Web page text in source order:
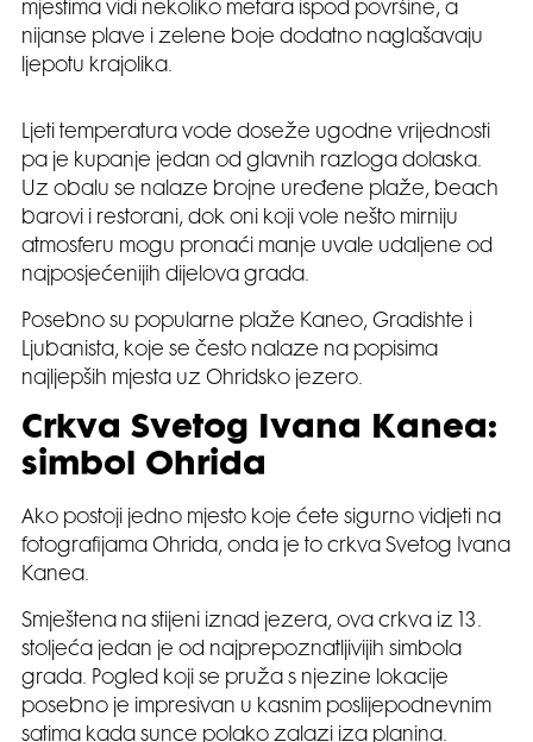
mjestima vidi nekoliko metara ispod površine, a
nijanse plave i zelene boje dodatno naglašavaju
ljepotu krajolika.
Ljeti temperatura vode doseže ugodne vrijednosti
pa je kupanje jedan od glavnih razloga dolaska.
Uz obalu se nalaze brojne uređene plaže, beach
barovi i restorani, dok oni koji vole nešto mirniju
atmosferu mogu pronaći manje uvale udaljene od
najposjećenijih dijelova grada.
Posebno su popularne plaže Kaneo, Gradishte i
Ljubanista, koje se često nalaze na popisima
najljepših mjesta uz Ohridsko jezero.
Crkva Svetog Ivana Kanea:
simbol Ohrida
Ako postoji jedno mjesto koje ćete sigurno vidjeti na
fotografijama Ohrida, onda je to crkva Svetog Ivana
Kanea.
Smještena na stijeni iznad jezera, ova crkva iz 13.
stoljeća jedan je od najprepoznatljivijih simbola
grada. Pogled koji se pruža s njezine lokacije
posebno je impresivan u kasnim poslijepodnevnim
satima kada sunce polako zalazi iza planina.